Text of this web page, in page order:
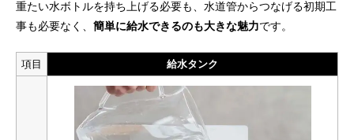
水 サーバー
重たい水ボトルを持ち上げる必要も、水道管からつなげる初期工
事も必要なく、 簡単に給水できるのも大きな魅力です。
項目 給水タンク